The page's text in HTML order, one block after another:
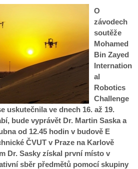
O
závodech
soutěže
Mohamed
Bin Zayed
Internation
al
Robotics
Challenge
uskutečnila ve dnech 16. až 19.
bude vyprávět Dr. Martin Saska a
od 12.45 hodin v budově E
ČVUT v Praze na Karlově
Dr. Sasky získal první místo v
sběr předmětů pomocí skupiny